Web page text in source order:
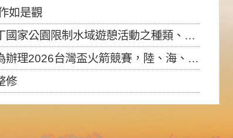
如是觀
制水域遊憩活動之種類、範圍、時間及行為」，自即日生效。
盃火箭競賽，陸、海、空域警戒及協調相關事宜，因颱風備案事宜
修